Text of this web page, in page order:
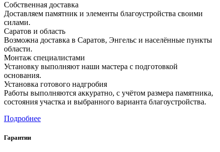
Собственная доставка
Доставляем памятник и элементы благоустройства своими
силами.
Саратов и область
Возможна доставка в Саратов, Энгельс и населённые пункты
области.
Монтаж специалистами
Установку выполняют наши мастера с подготовкой
основания.
Установка готового надгробия
Работы выполняются аккуратно, с учётом размера памятника,
состояния участка и выбранного варианта благоустройства.
Подробнее
Гарантии